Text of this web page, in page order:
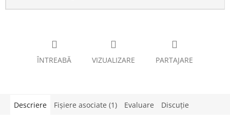
ÎNTREABĂ VIZUALIZARE PARTAJARE
Descriere Fişiere asociate (1) Evaluare Discuţie